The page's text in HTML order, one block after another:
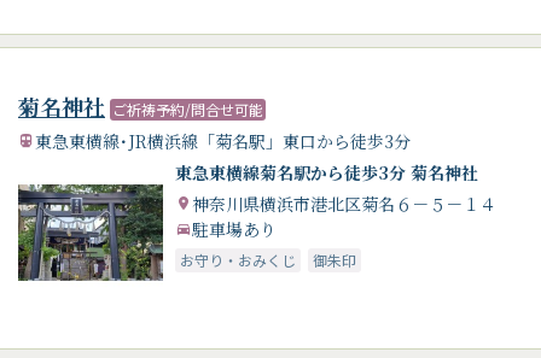
菊名神社 ご祈祷予約/問合せ可能
東急東横線･JR横浜線「菊名駅」東口から徒歩3分
東急東横線菊名駅から徒歩3分 菊名神社
神奈川県横浜市港北区菊名６－５－１４
駐車場あり
お守り・おみくじ 御朱印